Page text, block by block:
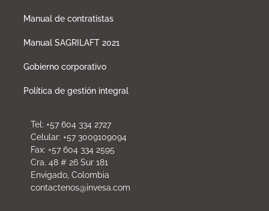
Manual de contratistas
Manual SAGRILAFT 2021
Gobierno corporativo
Política de gestión integral
Tel: +57 604 334 2727
Celular: +57 3009109094
Fax: +57 604 334 2595
Cra. 48 # 26 Sur 181
Envigado, Colombia
contactenos@invesa.com